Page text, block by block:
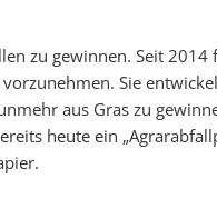
zu gewinnen. Seit 2014
Sie
aus Gras zu
heute ein